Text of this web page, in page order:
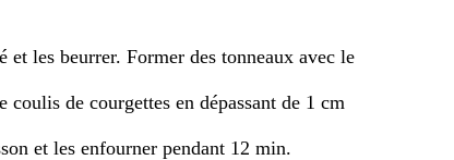
et les beurrer. Former des tonneaux avec le
de courgettes en dépassant de 1 cm
et les enfourner pendant 12 min.